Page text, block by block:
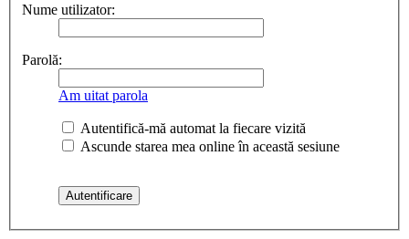
Nume utilizator:
Parolă:
Am uitat parola
Autentifică-mă automat la fiecare vizită
Ascunde starea mea online în această sesiune